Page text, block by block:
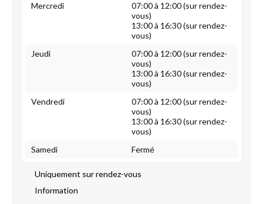
Mercredi
07:00 à 12:00 (sur rendez-
vous)
13:00 à 16:30 (sur rendez-
vous)
Jeudi
07:00 à 12:00 (sur rendez-
vous)
13:00 à 16:30 (sur rendez-
vous)
Vendredi
07:00 à 12:00 (sur rendez-
vous)
13:00 à 16:30 (sur rendez-
vous)
Samedi
Fermé
Uniquement sur rendez-vous
Information